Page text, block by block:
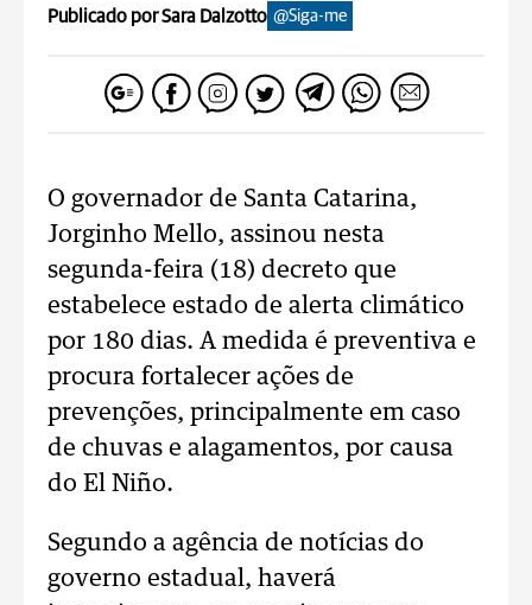
Publicado por Sara Dalzotto @Siga-me
O governador de Santa Catarina,
Jorginho Mello, assinou nesta
segunda-feira (18) decreto que
estabelece estado de alerta climático
por 180 dias. A medida é preventiva e
procura fortalecer ações de
prevenções, principalmente em caso
de chuvas e alagamentos, por causa
do El Niño.
Segundo a agência de notícias do
governo estadual, haverá